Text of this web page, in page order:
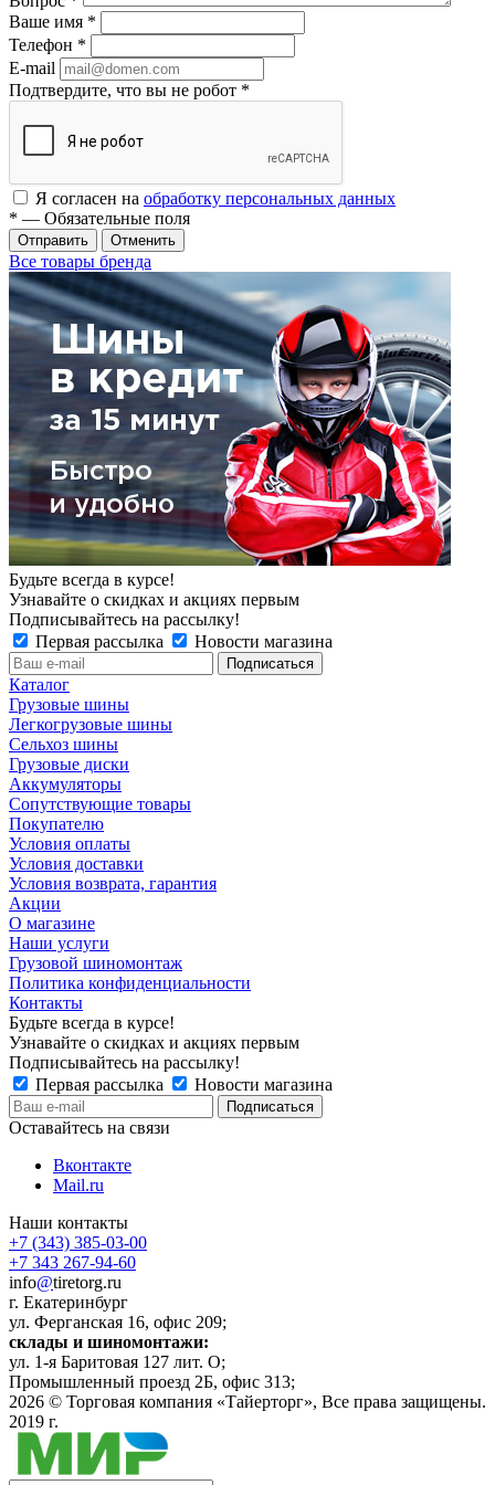
Ваше имя *
Телефон *
E-mail
Подтвердите, что вы не робот *
Я согласен на обработку персональных данных
* — Обязательные поля
Отменить
Все товары бренда
Будьте всегда в курсе!
Узнавайте о скидках и акциях первым
Подписывайтесь на рассылку!
Первая рассылка
Новости магазина
Каталог
Грузовые шины
Легкогрузовые шины
Сельхоз шины
Грузовые диски
Аккумуляторы
Сопутствующие товары
Покупателю
Условия оплаты
Условия доставки
Условия возврата, гарантия
Акции
О магазине
Наши услуги
Грузовой шиномонтаж
Политика конфиденциальности
Контакты
Будьте всегда в курсе!
Узнавайте о скидках и акциях первым
Подписывайтесь на рассылку!
Первая рассылка
Новости магазина
Оставайтесь на связи
Вконтакте
Mail.ru
Наши контакты
+7 (343) 385-03-00
+7 343 267-94-60
info@tiretorg.ru
г. Екатеринбург
ул. Ферганская 16, офис 209;
склады и шиномонтажи:
ул. 1-я Баритовая 127 лит. О;
Промышленный проезд 2Б, офис 313;
2026 © Торговая компания «Тайерторг», Все права защищены.
2019 г.